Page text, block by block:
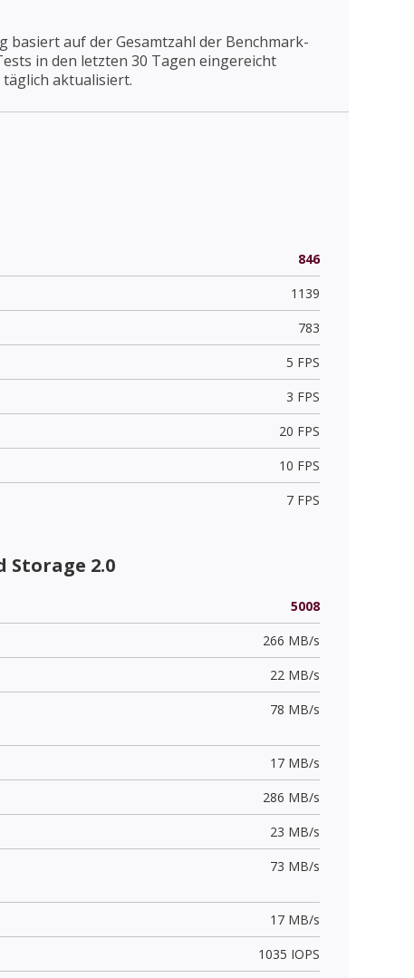
basiert auf der Gesamtzahl der Benchmark-
in den letzten 30 Tagen eingereicht
täglich aktualisiert.
846
1139
783
5 FPS
3 FPS
20 FPS
10 FPS
7 FPS
Storage 2.0
5008
266 MB/s
22 MB/s
78 MB/s
17 MB/s
286 MB/s
23 MB/s
73 MB/s
17 MB/s
1035 IOPS